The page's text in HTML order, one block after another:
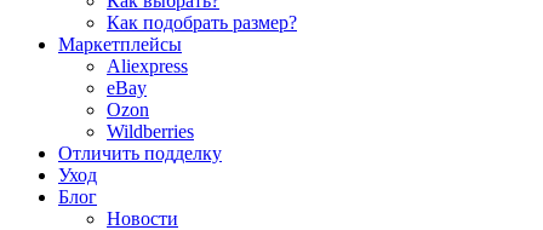
Как подобрать размер?
Маркетплейсы
Aliexpress
eBay
Ozon
Wildberries
Отличить подделку
Уход
Блог
Новости